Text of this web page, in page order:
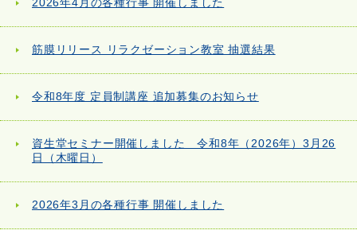
2026年4月の各種行事 開催しました
筋膜リリース リラクゼーション教室 抽選結果
令和8年度 定員制講座 追加募集のお知らせ
資生堂セミナー開催しました 令和8年（2026年）3月26
日（木曜日）
2026年3月の各種行事 開催しました